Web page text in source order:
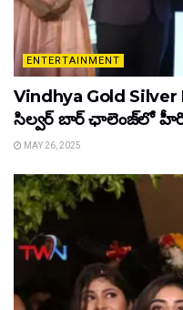
ENTERTAINMENT
Vindhya Gold Silver
సిల్వర్ బార్ ఛాలెంజ్‌లో
MAY 26, 2025